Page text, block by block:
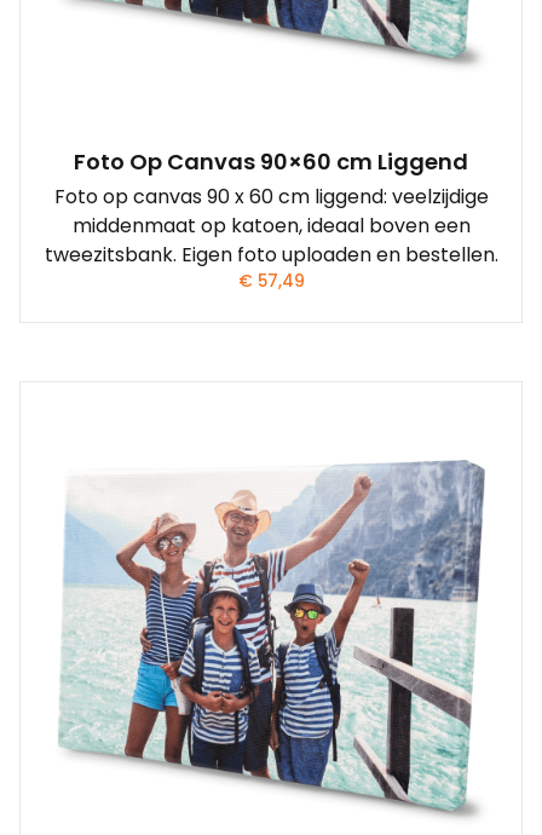
Foto Op Canvas 90×60 cm Liggend
Foto op canvas 90 x 60 cm liggend: veelzijdige
middenmaat op katoen, ideaal boven een
tweezitsbank. Eigen foto uploaden en bestellen.
€57,49